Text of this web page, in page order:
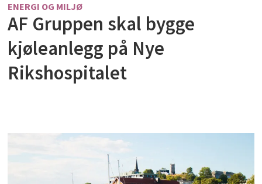
ENERGI OG MILJØ
AF Gruppen skal bygge
kjøleanlegg på Nye
Rikshospitalet